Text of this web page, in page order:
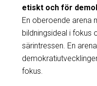
etiskt och för
En oberoende arena
bildningsideal i fokus
särintressen. En
fokus.